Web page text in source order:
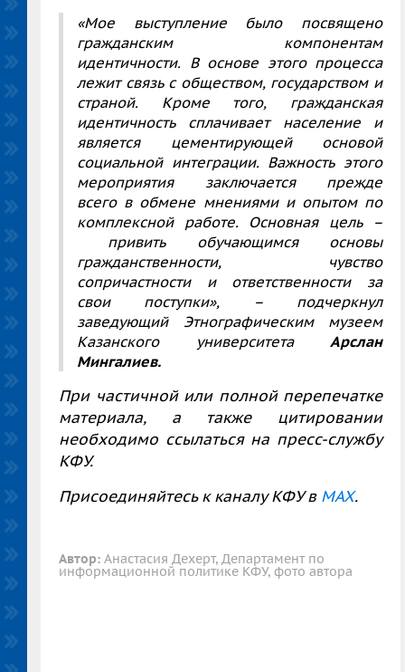
«Мое выступление было посвящено
гражданским компонентам
идентичности. В основе этого процесса
лежит связь с обществом, государством и
страной. Кроме того, гражданская
идентичность сплачивает население и
является цементирующей основой
социальной интеграции. Важность этого
мероприятия заключается прежде
всего в обмене мнениями и опытом по
комплексной работе. Основная цель
–
привить обучающимся основы
гражданственности, чувство
сопричастности и ответственности за
свои поступки»,
– подчеркнул
заведующий Этнографическим музеем
Казанского университета Арслан
Мингалиев.
При частичной или полной перепечатке
материала, а также цитировании
необходимо ссылаться на пресс-службу
КФУ.
Присоединяйтесь к каналу КФУ в MAX.
Автор: Анастасия Дехерт, Департамент по
информационной политике КФУ, фото автора